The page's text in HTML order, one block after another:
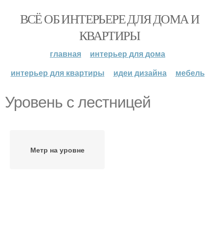
ВСЁ ОБ ИНТЕРЬЕРЕ ДЛЯ ДОМА И
КВАРТИРЫ
главная
интерьер для дома
интерьер для квартиры
идеи дизайна мебель
Уровень с лестницей
Метр на уровне